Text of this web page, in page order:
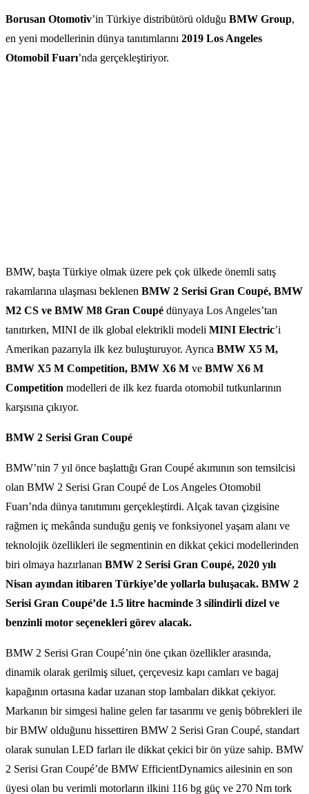
Borusan Otomotiv’in Türkiye distribütörü olduğu BMW Group,
en yeni modellerinin dünya tanıtımlarını 2019 Los Angeles
Otomobil Fuarı’nda gerçekleştiriyor.
BMW, başta Türkiye olmak üzere pek çok ülkede önemli satış
rakamlarına ulaşması beklenen BMW 2 Serisi Gran Coupé, BMW
M2 CS ve BMW M8 Gran Coupé dünyaya Los Angeles’tan
tanıtırken, MINI de ilk global elektrikli modeli MINI Electric’i
Amerikan pazarıyla ilk kez buluşturuyor. Ayrıca BMW X5 M,
BMW X5 M Competition, BMW X6 M ve BMW X6 M
Competition modelleri de ilk kez fuarda otomobil tutkunlarının
karşısına çıkıyor.
BMW 2 Serisi Gran Coupé
BMW’nin 7 yıl önce başlattığı Gran Coupé akımının son temsilcisi
olan BMW 2 Serisi Gran Coupé de Los Angeles Otomobil
Fuarı’nda dünya tanıtımını gerçekleştirdi. Alçak tavan çizgisine
rağmen iç mekânda sunduğu geniş ve fonksiyonel yaşam alanı ve
teknolojik özellikleri ile segmentinin en dikkat çekici modellerinden
biri olmaya hazırlanan BMW 2 Serisi Gran Coupé, 2020 yılı
Nisan ayından itibaren Türkiye’de yollarla buluşacak. BMW 2
Serisi Gran Coupé’de 1.5 litre hacminde 3 silindirli dizel ve
benzinli motor seçenekleri görev alacak.
BMW 2 Serisi Gran Coupé’nin öne çıkan özellikler arasında,
dinamik olarak gerilmiş siluet, çerçevesiz kapı camları ve bagaj
kapağının ortasına kadar uzanan stop lambaları dikkat çekiyor.
Markanın bir simgesi haline gelen far tasarımı ve geniş böbrekleri ile
bir BMW olduğunu hissettiren BMW 2 Serisi Gran Coupé, standart
olarak sunulan LED farları ile dikkat çekici bir ön yüze sahip. BMW
2 Serisi Gran Coupé’de BMW EfficientDynamics ailesinin en son
üyesi olan bu verimli motorların ilkini 116 bg güç ve 270 Nm tork